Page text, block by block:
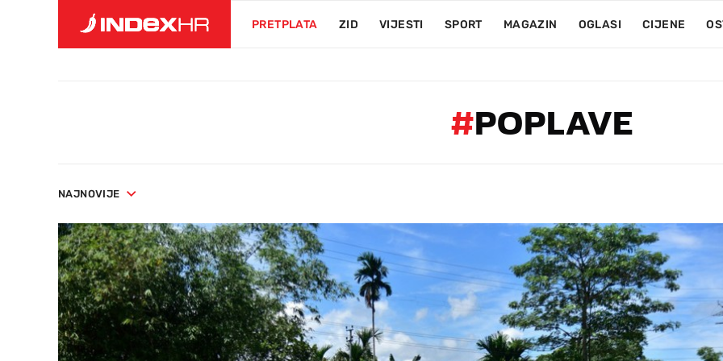
PRETPLATA ZID VIJESTI SPORT MAGAZIN OGLASI CIJENE
#POPLAVE
NAJNOVIJE